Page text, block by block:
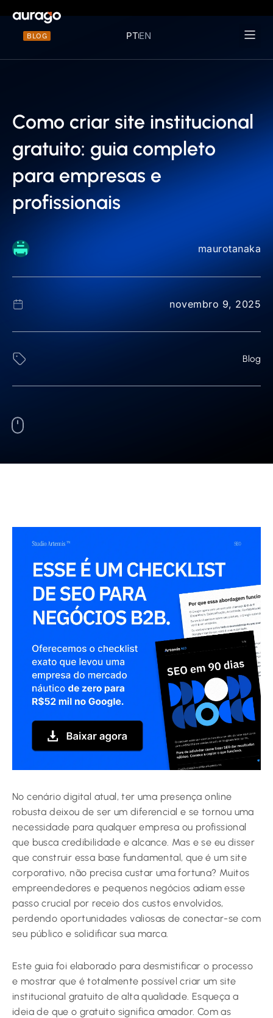
BLOG PTEN
Como criar site institucional
gratuito: guia completo
para empresas e
profissionais
maurotanaka
novembro 9, 2025
Blog
No cenário digital atual, ter uma presença online
robusta deixou de ser um diferencial e se tornou uma
necessidade para qualquer empresa ou profissional
que busca credibilidade e alcance. Mas e se eu disser
que construir essa base fundamental, que é um site
corporativo, não precisa custar uma fortuna? Muitos
empreendedores e pequenos negócios adiam esse
passo crucial por receio dos custos envolvidos,
perdendo oportunidades valiosas de conectar-se com
seu público e solidificar sua marca.
Este guia foi elaborado para desmistificar o processo
e mostrar que é totalmente possível criar um site
institucional gratuito de alta qualidade. Esqueça a
ideia de que o gratuito significa amador. Com as